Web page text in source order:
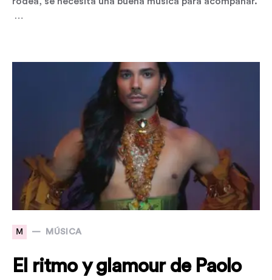
…
M MÚSICA
El ritmo y glamour de Paolo